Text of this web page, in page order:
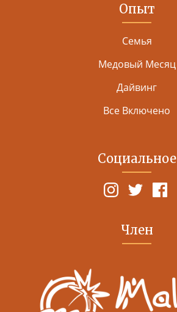
Опыт
Семья
Медовый Месяц
Дайвинг
Все Включено
Социальное
Член